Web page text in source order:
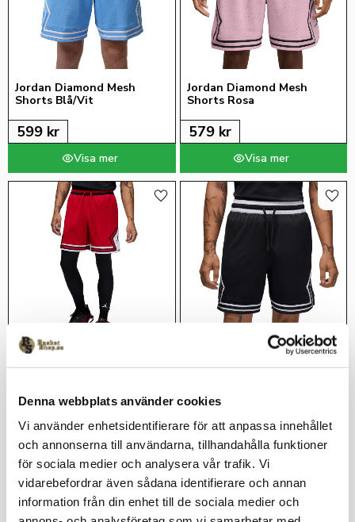
Denna webbplats använder cookies
Vi använder enhetsidentifierare för att anpassa innehållet
och annonserna till användarna, tillhandahålla funktioner
för sociala medier och analysera vår trafik. Vi
vidarebefordrar även sådana identifierare och annan
information från din enhet till de sociala medier och
Jordan Diamond Mesh
Shorts Blå/Vit
599 kr
Jordan Diamond Mesh
Shorts Rosa
579kr
Jordan Diamond Mesh
599kr
Lägg till i favoriter
Jordan Diamond Mesh
599kr
Lägg till i favoriter